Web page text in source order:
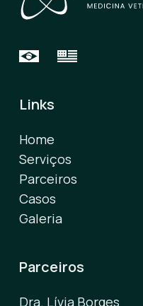
Links
Home
Serviços
Parceiros
Casos
Galeria
Parceiros
Dra. Lívia Borges